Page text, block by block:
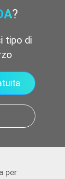
?
tipo di
per